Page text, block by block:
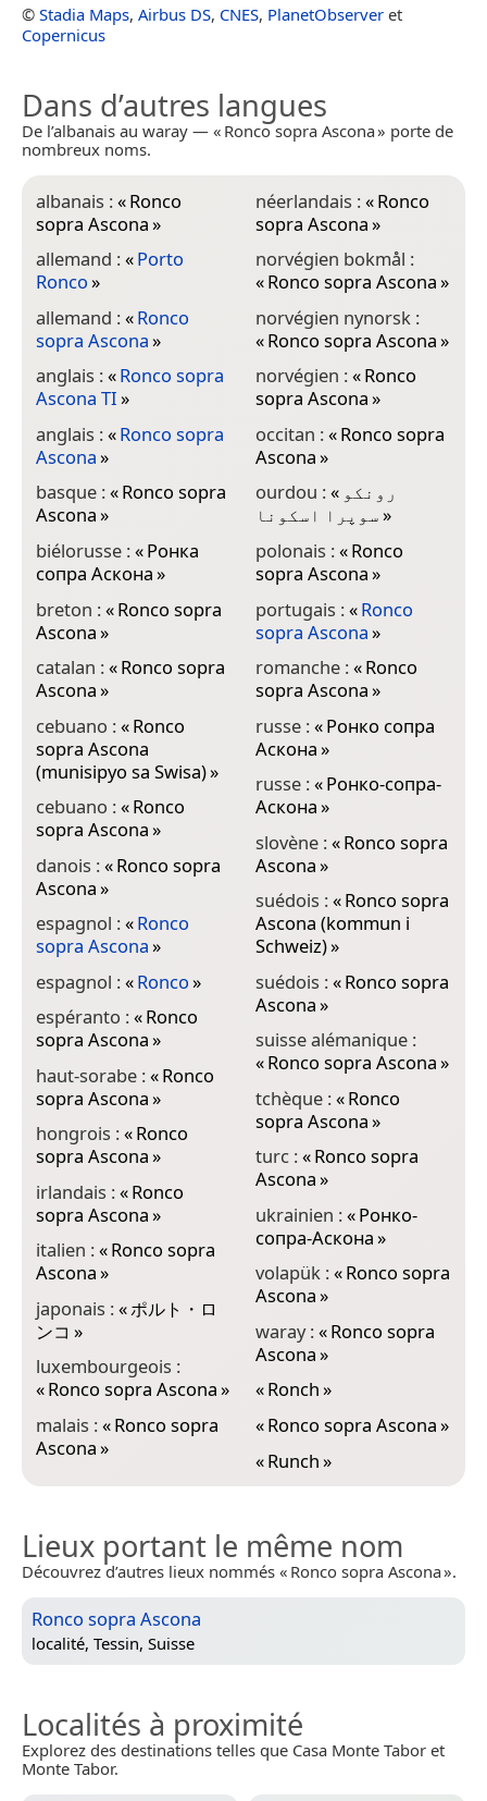
© Stadia Maps, Airbus DS, CNES, PlanetObserver et
Copernicus
Dans d’autres langues
De l’albanais au waray — « Ronco sopra Ascona » porte de
nombreux noms.
albanais :«Ronco
sopra Ascona»
allemand :«Porto
Ronco»
allemand :«Ronco
sopra Ascona»
anglais :«Ronco sopra
Ascona TI»
anglais :«Ronco sopra
Ascona»
basque :«Ronco sopra
Ascona»
biélorusse :«Ронка
сопра Аскона»
breton :«Ronco sopra
Ascona»
catalan :«Ronco sopra
Ascona»
cebuano :«Ronco
sopra Ascona
(munisipyo sa Swisa)»
cebuano :«Ronco
sopra Ascona»
danois :«Ronco sopra
Ascona»
espagnol :«Ronco
sopra Ascona»
espagnol :«Ronco»
espéranto :«Ronco
sopra Ascona»
haut-sorabe :«Ronco
sopra Ascona»
hongrois :«Ronco
sopra Ascona»
irlandais :«Ronco
sopra Ascona»
italien :«Ronco sopra
Ascona»
japonais :«ポルト・ロ
ンコ »
luxembourgeois :
«Ronco sopra Ascona»
malais :«Ronco sopra
Ascona»
néerlandais :«Ronco
sopra Ascona»
norvégien bokmål :
«Ronco sopra Ascona»
norvégien nynorsk :
«Ronco sopra Ascona»
norvégien :«Ronco
sopra Ascona»
occitan :«Ronco sopra
Ascona»
ourdou :« رونکو
سوپرا اسکونا»
polonais :«Ronco
sopra Ascona»
portugais :«Ronco
sopra Ascona»
romanche :«Ronco
sopra Ascona»
russe :«Ронко сопра
Аскона»
russe :«Ронко-сопра-
Аскона»
slovène :«Ronco sopra
Ascona»
suédois :«Ronco sopra
Ascona (kommun i
Schweiz)»
suédois :«Ronco sopra
Ascona»
suisse alémanique :
«Ronco sopra Ascona»
tchèque :«Ronco
sopra Ascona»
turc :«Ronco sopra
Ascona»
ukrainien :«Ронко-
сопра-Аскона»
volapük :«Ronco sopra
Ascona»
waray :«Ronco sopra
Ascona»
«Ronch»
«Ronco sopra Ascona»
«Runch»
Lieux portant le même nom
Découvrez d’autres lieux nommés « Ronco sopra Ascona ».
Ronco sopra Ascona
localité, Tessin, Suisse
Localités à proximité
Explorez des destinations telles que Casa Monte Tabor et
Monte Tabor.